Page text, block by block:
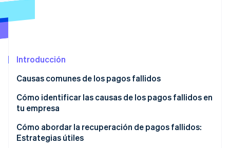
Descubre cómo Stripe construye la infraestructura
Introducción
Causas comunes de los pagos fallidos
Relacionados con el cliente
Relacionados con las empresas
Relacionados con el procesador de pagos
Cómo identificar las causas de los pagos fallidos en
tu empresa
Cómo abordar la recuperación de pagos fallidos:
Estrategias útiles